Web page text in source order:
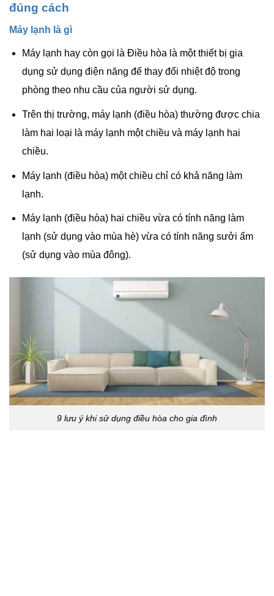
đúng cách
Máy lạnh là gì
Máy lạnh hay còn gọi là Điều hòa là một thiết bị gia
dụng sử dụng điện năng để thay đổi nhiệt độ trong
phòng theo nhu cầu của người sử dụng.
Trên thị trường, máy lạnh (điều hòa) thường được chia
làm hai loại là máy lạnh một chiều và máy lạnh hai
chiều.
Máy lạnh (điều hòa) một chiều chỉ có khả năng làm
lạnh.
Máy lạnh (điều hòa) hai chiều vừa có tính năng làm
lạnh (sử dụng vào mùa hè) vừa có tính năng sưởi ấm
(sử dụng vào mùa đông).
9 lưu ý khi sử dụng điều hòa cho gia đình